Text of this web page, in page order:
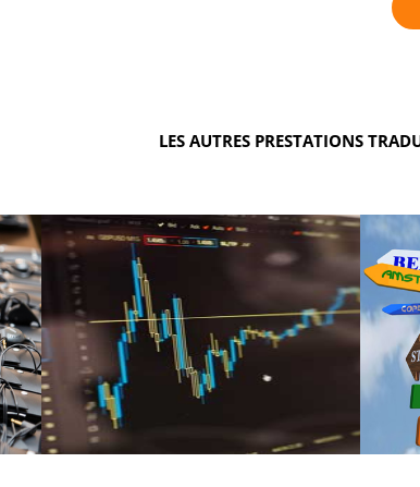
LES AUTRES PRESTATIONS